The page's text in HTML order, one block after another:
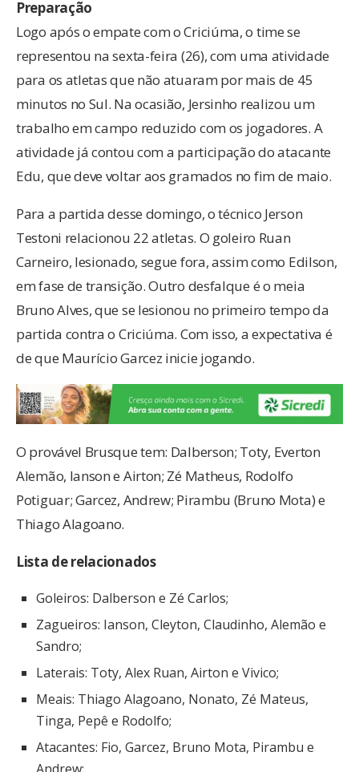
Preparação
Logo após o empate com o Criciúma, o time se
representou na sexta-feira (26), com uma atividade
para os atletas que não atuaram por mais de 45
minutos no Sul. Na ocasião, Jersinho realizou um
trabalho em campo reduzido com os jogadores. A
atividade já contou com a participação do atacante
Edu, que deve voltar aos gramados no fim de maio.
Para a partida desse domingo, o técnico Jerson
Testoni relacionou 22 atletas. O goleiro Ruan
Carneiro, lesionado, segue fora, assim como Edilson,
em fase de transição. Outro desfalque é o meia
Bruno Alves, que se lesionou no primeiro tempo da
partida contra o Criciúma. Com isso, a expectativa é
de que Maurício Garcez inicie jogando.
O provável Brusque tem: Dalberson; Toty, Everton
Alemão, Ianson e Airton; Zé Matheus, Rodolfo
Potiguar; Garcez, Andrew; Pirambu (Bruno Mota) e
Thiago Alagoano.
Lista de relacionados
Goleiros: Dalberson e Zé Carlos;
Zagueiros: Ianson, Cleyton, Claudinho, Alemão e
Sandro;
Laterais: Toty, Alex Ruan, Airton e Vivico;
Meais: Thiago Alagoano, Nonato, Zé Mateus,
Tinga, Pepê e Rodolfo;
Atacantes: Fio, Garcez, Bruno Mota, Pirambu e